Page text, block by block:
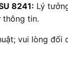
8241: Lý
thông tin.
vui lòng đối